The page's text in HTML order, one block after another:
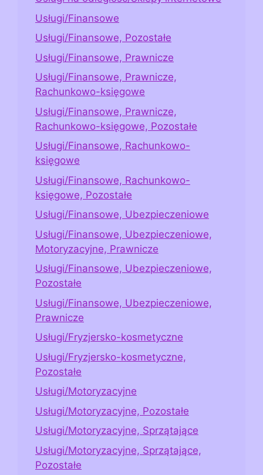
Usługi/Finansowe
Usługi/Finansowe, Pozostałe
Usługi/Finansowe, Prawnicze
Usługi/Finansowe, Prawnicze,
Rachunkowo-księgowe
Usługi/Finansowe, Prawnicze,
Rachunkowo-księgowe, Pozostałe
Usługi/Finansowe, Rachunkowo-
księgowe
Usługi/Finansowe, Rachunkowo-
księgowe, Pozostałe
Usługi/Finansowe, Ubezpieczeniowe
Usługi/Finansowe, Ubezpieczeniowe,
Motoryzacyjne, Prawnicze
Usługi/Finansowe, Ubezpieczeniowe,
Pozostałe
Usługi/Finansowe, Ubezpieczeniowe,
Prawnicze
Usługi/Fryzjersko-kosmetyczne
Usługi/Fryzjersko-kosmetyczne,
Pozostałe
Usługi/Motoryzacyjne
Usługi/Motoryzacyjne, Pozostałe
Usługi/Motoryzacyjne, Sprzątające
Usługi/Motoryzacyjne, Sprzątające,
Pozostałe